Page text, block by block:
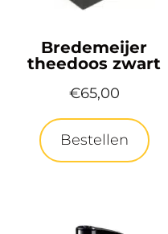
Bredemeijer
theedoos zwart
€65,00
Bestellen